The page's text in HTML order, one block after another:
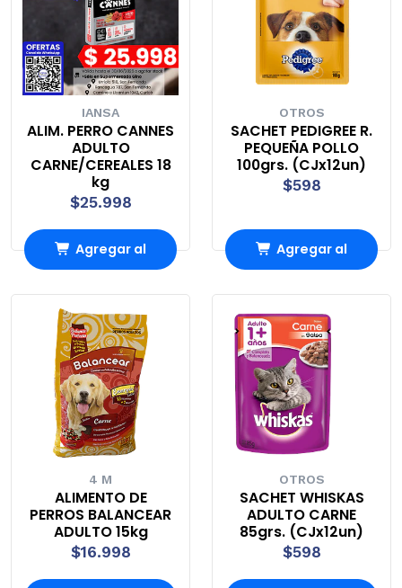
IANSA
ALIM. PERRO CANNES
ADULTO
CARNE/CEREALES 18
kg
$25.998
Agregar al
OTROS
SACHET PEDIGREE R.
PEQUEÑA POLLO
100grs. (CJx12un)
$598
Agregar al
4 M
ALIMENTO DE
PERROS BALANCEAR
ADULTO 15kg
$16.998
OTROS
SACHET WHISKAS
ADULTO CARNE
85grs. (CJx12un)
$598